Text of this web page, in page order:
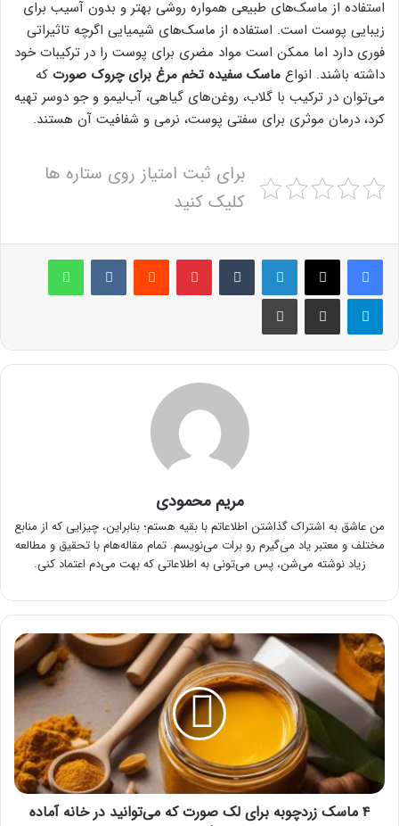
استفاده از ماسک‌های طبیعی همواره روشی بهتر و بدون آسیب برای
زیبایی پوست است. استفاده از ماسک‌های شیمیایی اگرچه تاثیراتی
فوری دارد اما ممکن است مواد مضری برای پوست را در ترکیبات خود
داشته باشند. انواع ماسک سفیده تخم مرغ برای چروک صورت که
می‌توان در ترکیب با گلاب، روغن‌های گیاهی، آب‌لیمو و جو دوسر تهیه
کرد، درمان موثری برای سفتی پوست، نرمی و شفافیت آن هستند.
برای ثبت امتیاز روی ستاره ها
کلیک کنید
لینکدین ‫تامبلر پینترست‫رددیت ‫VKontakteواتس آپ
تلگرام اشتراک گذاری از طریق ایمیل چاپ
مریم محمودی
من عاشق به اشتراک گذاشتن اطلاعاتم با بقیه هستم؛ بنابراین، چیزایی که از منابع
مختلف و معتبر یاد می‌گیرم رو برات می‌نویسم. تمام مقاله‌هام با تحقیق و مطالعه
زیاد نوشته می‌شن، پس می‌تونی به اطلاعاتی که بهت می‌دم اعتماد کنی.
۴
ماسک
زردچوبه
برای
لک
صورت
که
می‌توانید
در
خانه ۴ ماسک زردچوبه برای لک صورت که می‌توانید در خانه آماده